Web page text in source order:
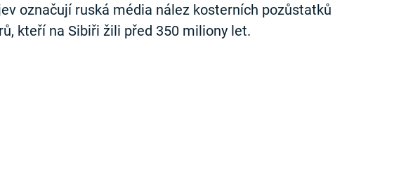
označují ruská média nález kosterních pozůstatků
kteří na Sibiři žili před 350 miliony let.